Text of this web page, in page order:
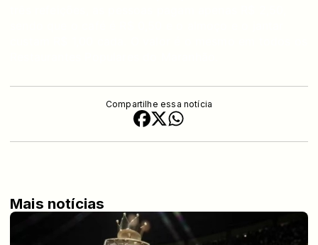
Compartilhe essa notícia
Mais notícias